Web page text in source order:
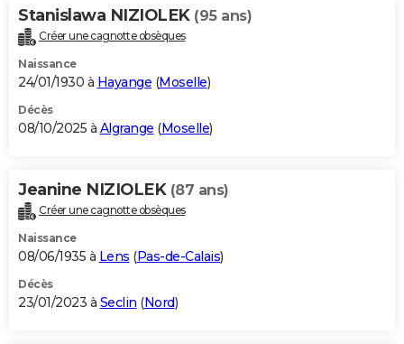
Alimentation
Guide de la santé
Maladies
Médicaments
Sommeil
VOYAGE
Destinations
City break
Voyage nature
Voyage de noces
Forum
Climat
+PHOTO
GUIDES D'ACHAT
BONS PLANS
Carte de Noël
Carte Bonne année
Carte Saint-Valentin
Carte Pâques
Carte d'anniversaire
DICTIONNAIRE
Dictionnaire
Biographies
Citations
Expressions
Proverbes
PROGRAMME TV
S'inscrire
Se connecter
Lycées
Collèges
Primaires
Universités
Entreprises
Service militaire
Avis de recherche
AVIS DE DÉCÈS
Stanislawa NIZIOLEK (95 ans)
Créer une cagnotte obsèques
Naissance
24/01/1930 à Hayange (Moselle)
Décès
08/10/2025 à Algrange (Moselle)
Jeanine NIZIOLEK (87 ans)
Créer une cagnotte obsèques
Naissance
08/06/1935 à Lens (Pas-de-Calais)
Décès
23/01/2023 à Seclin (Nord)